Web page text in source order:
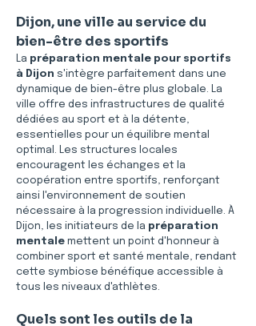
Dijon, une ville au service du
bien-être des sportifs
La préparation mentale pour sportifs
à Dijon s'intègre parfaitement dans une
dynamique de bien-être plus globale. La
ville offre des infrastructures de qualité
dédiées au sport et à la détente,
essentielles pour un équilibre mental
optimal. Les structures locales
encouragent les échanges et la
coopération entre sportifs, renforçant
ainsi l'environnement de soutien
nécessaire à la progression individuelle. À
Dijon, les initiateurs de la préparation
mentale mettent un point d'honneur à
combiner sport et santé mentale, rendant
cette symbiose bénéfique accessible à
tous les niveaux d'athlètes.
Quels sont les outils de la